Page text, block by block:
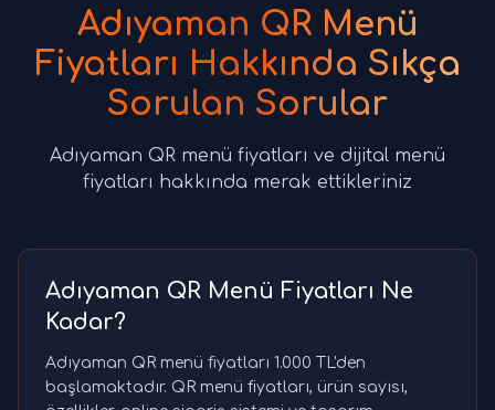
Adıyaman QR Menü
Fiyatları Hakkında Sıkça
Sorulan Sorular
Adıyaman QR menü fiyatları ve dijital menü
fiyatları hakkında merak ettikleriniz
Adıyaman QR Menü Fiyatları Ne
Kadar?
Adıyaman QR menü fiyatları 1.000 TL'den
başlamaktadır. QR menü fiyatları, ürün sayısı,